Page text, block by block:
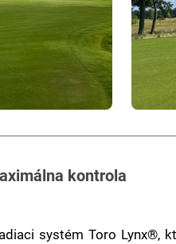
kontrola
systém Toro Lynx®,